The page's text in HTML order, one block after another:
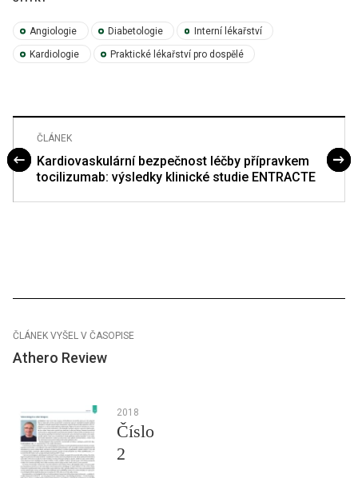
Angiologie Diabetologie Interní lékařství
Kardiologie Praktické lékařství pro dospělé
ČLÁNEK
Kardiovaskulární bezpečnost léčby přípravkem
tocilizumab: výsledky klinické studie ENTRACTE
ČLÁNEK VYŠEL V ČASOPISE
Athero Review
2018
Číslo
2